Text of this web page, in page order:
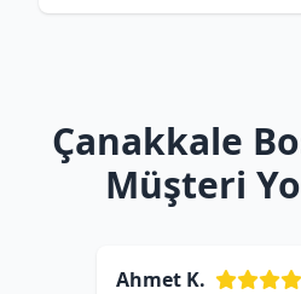
Çanakkale
Müşteri
Ahmet K.